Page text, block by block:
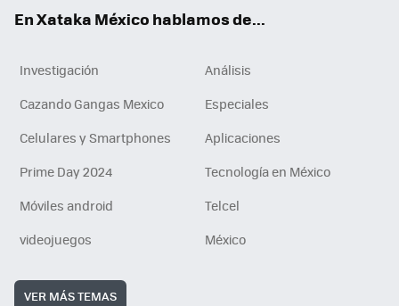
En Xataka México hablamos de...
Investigación
Análisis
Cazando Gangas Mexico
Especiales
Celulares y Smartphones
Aplicaciones
Prime Day 2024
Tecnología en México
Móviles android
Telcel
videojuegos
México
VER MÁS TEMAS